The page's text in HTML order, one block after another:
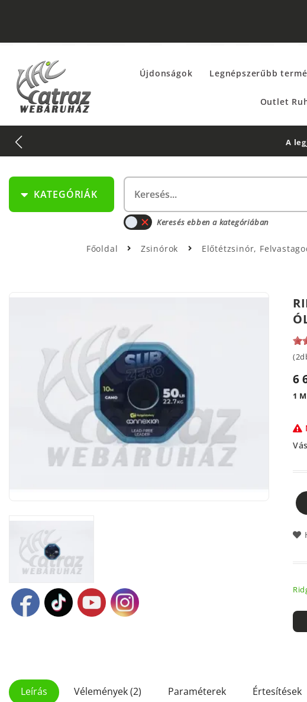
Újdonságok Legnépszerűbb
Outlet
2 db
KATEGÓRIÁK
Keresés ebben a kategóriában
Főoldal Zsinórok Előtétzsinór,
6
1
Leírás Vélemények (2) Paraméterek Értesítések